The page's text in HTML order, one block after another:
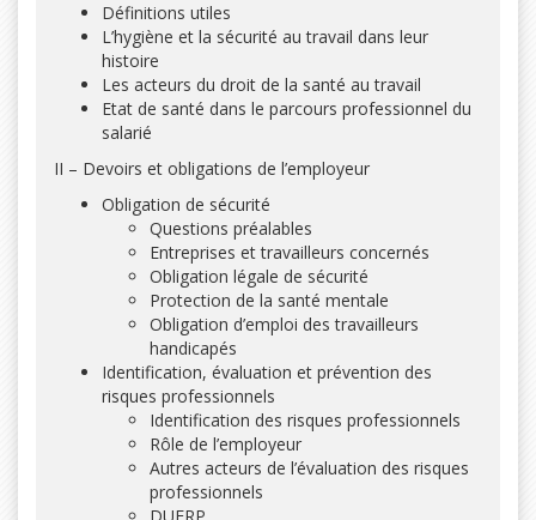
Définitions utiles
L’hygiène et la sécurité au travail dans leur
histoire
Les acteurs du droit de la santé au travail
Etat de santé dans le parcours professionnel du
salarié
II – Devoirs et obligations de l’employeur
Obligation de sécurité
Questions préalables
Entreprises et travailleurs concernés
Obligation légale de sécurité
Protection de la santé mentale
Obligation d’emploi des travailleurs
handicapés
Identification, évaluation et prévention des
risques professionnels
Identification des risques professionnels
Rôle de l’employeur
Autres acteurs de l’évaluation des risques
professionnels